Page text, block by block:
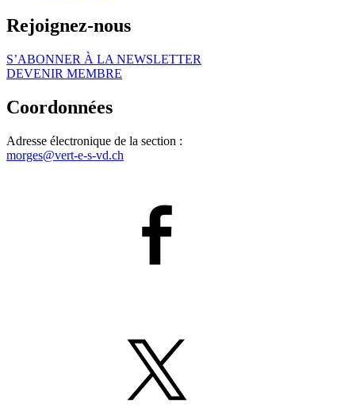
Rejoignez-nous
S’ABONNER À LA NEWSLETTER
DEVENIR MEMBRE
Coordonnées
Adresse électronique de la section :
morges@vert-e-s-vd.ch